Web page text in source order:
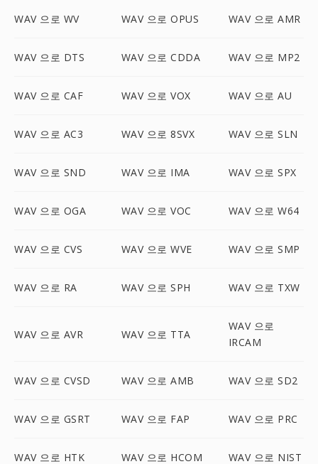
WAV 으로 WV WAV 으로 OPUS WAV 으로 AMR
WAV 으로 DTS WAV 으로 CDDA WAV 으로 MP2
WAV 으로 CAF WAV 으로 VOX WAV 으로 AU
WAV 으로 AC3 WAV 으로 8SVX WAV 으로 SLN
WAV 으로 SND WAV 으로 IMA WAV 으로 SPX
WAV 으로 OGA WAV 으로 VOC WAV 으로 W64
WAV 으로 CVS WAV 으로 WVE WAV 으로 SMP
WAV 으로 RA WAV 으로 SPH WAV 으로 TXW
WAV 으로 AVR WAV 으로 TTA
WAV 으로
IRCAM
WAV 으로 CVSD WAV 으로 AMB WAV 으로 SD2
WAV 으로 GSRT WAV 으로 FAP WAV 으로 PRC
WAV 으로 HTK WAV 으로 HCOM WAV 으로 NIST